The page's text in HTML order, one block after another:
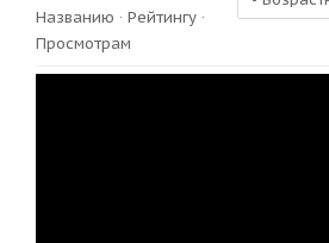
Названию · Рейтингу ·
Просмотрам